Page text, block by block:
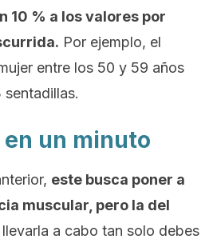
10 % a los valores por
Por ejemplo, el
entre los 50 y 59 años
sentadillas.
en un minuto
este busca poner a
muscular, pero la del
llevarla a cabo tan solo debes